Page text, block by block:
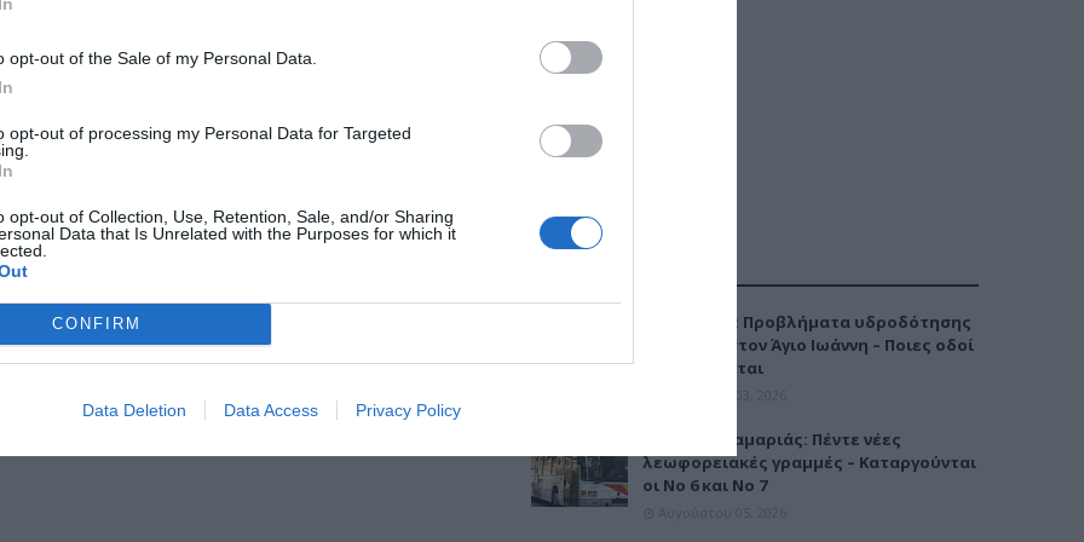
opt-out of the Sale of my Personal Data.
opt-out of processing my Personal Data for Targeted
opt-out of Collection, Use, Retention, Sale, and/or Sharing
Data that Is Unrelated with the Purposes for which it
CONFIRM
Data Deletion Data Access Privacy Policy
«Τουρισμός για Όλους» - Ποιοι κάνουν σήμερα
12:00 το μεσημέρι, ξεκίνησαν οι αιτήσεις συμμετοχής στο νέο
Καλαμαριά: Προβλήματα υδροδότησης
την Τρίτη στον Άγιο Ιωάννη – Ποιες οδοί
επηρεάζονται
Μετρό Καλαμαριάς: Πέντε νέες
λεωφορειακές γραμμές – Καταργούνται
οι Νο 6 και Νο 7